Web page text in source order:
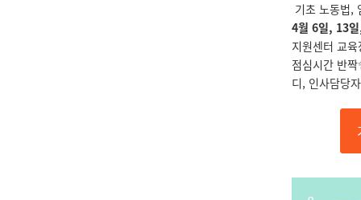
기초 노동법,
4월 6일, 13
지원센터 교
점심시간 반짝
디, 인사담당